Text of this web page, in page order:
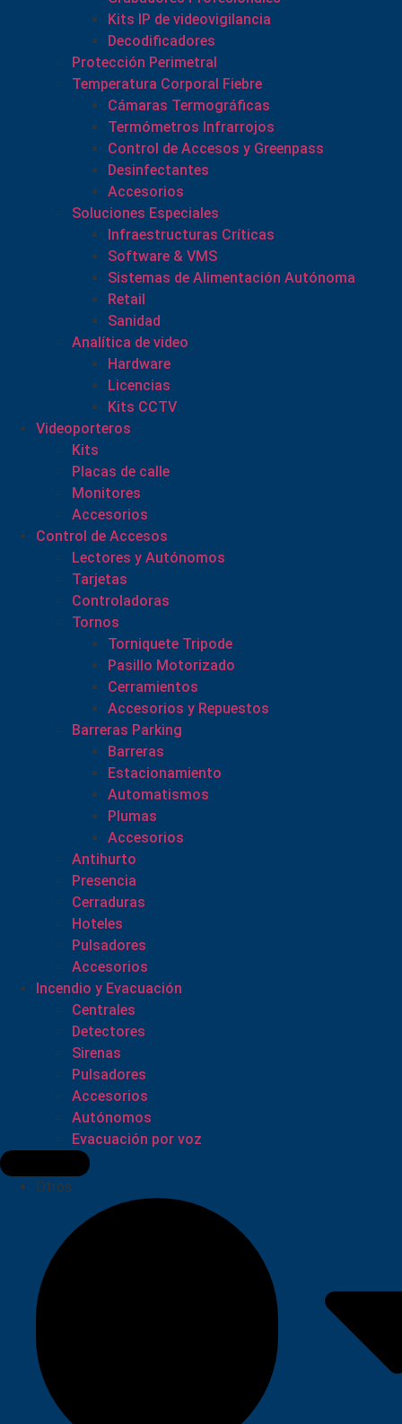
Kits IP de videovigilancia
Decodificadores
Protección Perimetral
Temperatura Corporal Fiebre
Cámaras Termográficas
Termómetros Infrarrojos
Control de Accesos y Greenpass
Desinfectantes
Accesorios
Soluciones Especiales
Infraestructuras Críticas
Software & VMS
Sistemas de Alimentación Autónoma
Retail
Sanidad
Analítica de video
Hardware
Licencias
Kits CCTV
Videoporteros
Kits
Placas de calle
Monitores
Accesorios
Control de Accesos
Lectores y Autónomos
Tarjetas
Controladoras
Tornos
Torniquete Tripode
Pasillo Motorizado
Cerramientos
Accesorios y Repuestos
Barreras Parking
Barreras
Estacionamiento
Automatismos
Plumas
Accesorios
Antihurto
Presencia
Cerraduras
Hoteles
Pulsadores
Accesorios
Incendio y Evacuación
Centrales
Detectores
Sirenas
Pulsadores
Accesorios
Autónomos
Evacuación por voz
Otros